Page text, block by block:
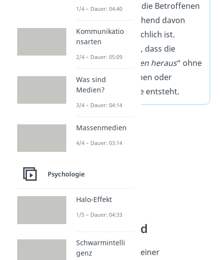
Psychosenehmen die Betroffenen
die Realität abweichend davon
wahr, wie sie tatsächlich ist.
Endogen bedeutet, dass die
Psychose „
von innen heraus“ ohne
körperliche Ursachen oder
situative Umstände entsteht.
Krankheitsbild
Bei Betroffenen von einer
1/4 – Dauer: 04:40
Kommunikatio
nsarten
2/4 – Dauer: 05:09
Was sind
Medien?
3/4 – Dauer: 04:14
Massenmedien
4/4 – Dauer: 03:14
Psychologie
Halo-Effekt
1/5 – Dauer: 04:33
Schwarmintelli
genz